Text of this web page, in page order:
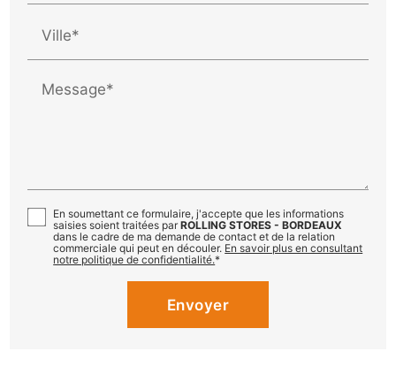
Ville*
Message*
En soumettant ce formulaire, j'accepte que les informations
saisies soient traitées parROLLING STORES - BORDEAUX
dans le cadre de ma demande de contact et de la relation
commerciale qui peut en découler. En savoir plus en consultant
notre politique de confidentialité.*